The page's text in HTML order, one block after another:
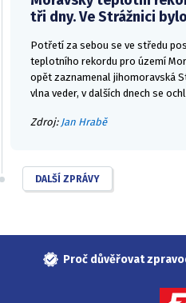
tři dny. Ve Strážnici
Potřetí za sebou se ve středu
teplotního rekordu pro území
opět zaznamenal jihomoravská
vlna veder, v dalších dnech se
Zdroj: Jan Hrabě
DALŠÍ ZPRÁVY
Proč důvěřovat